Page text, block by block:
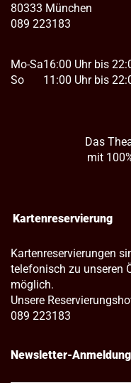
80333 München
089 223183
Mo-Sa
So
16:00 Uhr bis
11:00 Uhr bis
Das
mit
Kartenreservierung
Kartenreservierungen
telefonisch zu unseren
möglich.
Unsere
089 223183
Newsletter-Anmeldung